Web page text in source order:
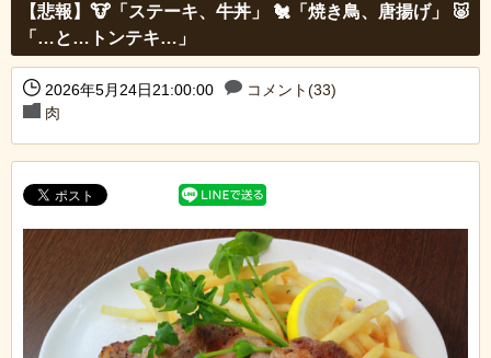
【悲報】🐮「ステーキ、牛丼」 🐔「焼き鳥、唐揚げ」 🐷
「…と…トンテキ…」
2026年5月24日21:00:00
コメント(33)
肉